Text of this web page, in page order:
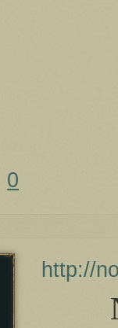
0
http://